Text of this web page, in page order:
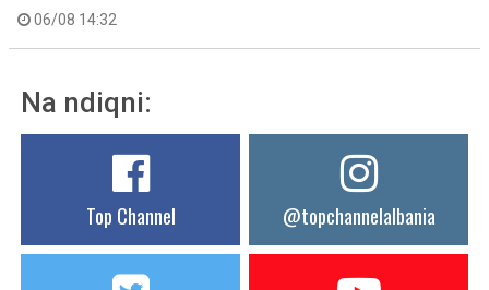
06/08 14:32
Na ndiqni:
Top Channel @topchannelalbania